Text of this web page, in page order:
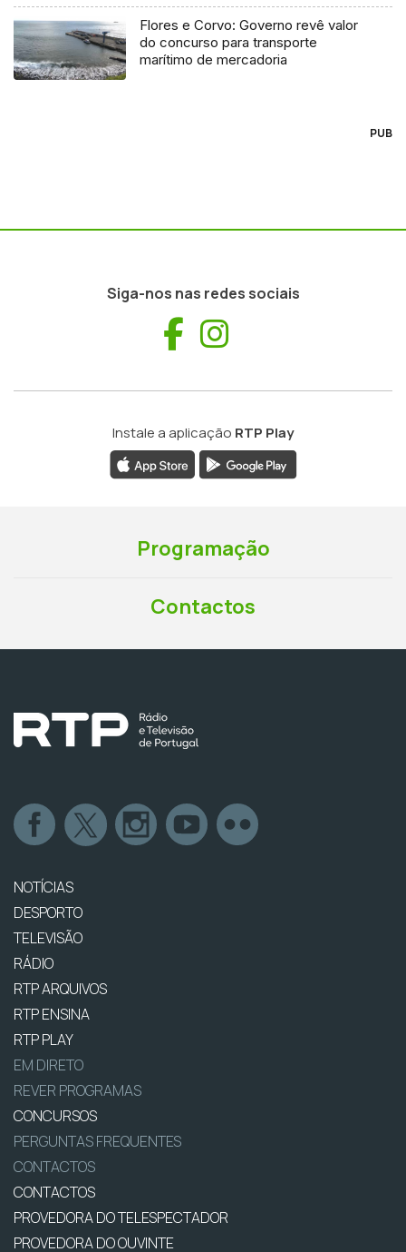
Flores e Corvo: Governo revê valor
do concurso para transporte
marítimo de mercadoria
PUB
Siga-nos nas redes sociais
Facebook
Instale a aplicação RTP Play
Programação
Contactos
NOTÍCIAS
DESPORTO
TELEVISÃO
RÁDIO
RTP ARQUIVOS
RTP ENSINA
RTP PLAY
EM DIRETO
REVER PROGRAMAS
CONCURSOS
PERGUNTAS FREQUENTES
CONTACTOS
CONTACTOS
PROVEDORA DO TELESPECTADOR
PROVEDORA DO OUVINTE